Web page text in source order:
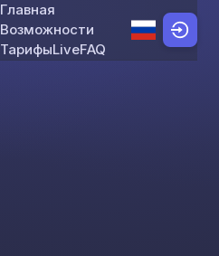
Skip to content
Главная
Возможности
ТарифыLiveFAQ